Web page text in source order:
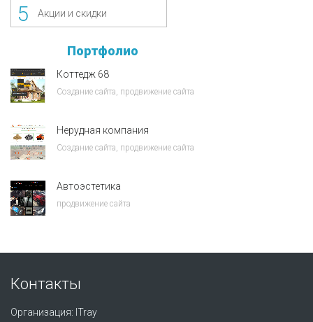
5 Акции и скидки
Портфолио
Коттедж 68
Создание сайта, продвижение сайта
Нерудная компания
Создание сайта, продвижение сайта
Автоэстетика
продвижение сайта
Контакты
Организация: ITray